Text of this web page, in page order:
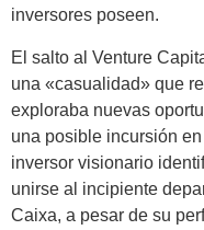
inversores poseen.
El salto al Venture
una «casualidad» que
exploraba nuevas
una posible incursión
inversor visionario
unirse al incipiente
Caixa, a pesar de su